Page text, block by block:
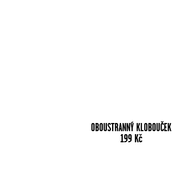
OBOUSTRANNÝ KLOBOUČEK
199Kč